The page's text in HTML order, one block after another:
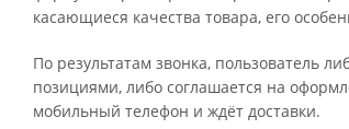
касающиеся качества товара, его
По результатам звонка, пользователь
позициями, либо соглашается на
мобильный телефон и ждёт доставки.